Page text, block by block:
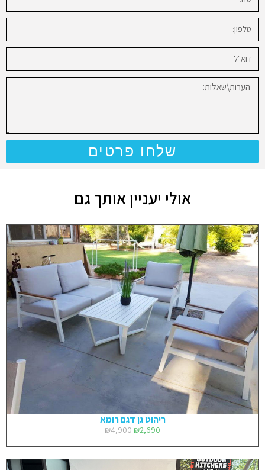
שלחו פרטים
אולי יעניין אותך גם
ריהוט גן דגם רומא
₪4,900 ₪2,690